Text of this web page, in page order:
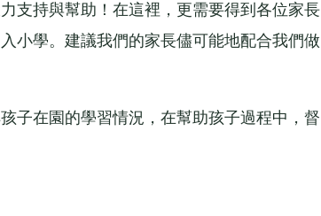
持與幫助！在這裡，更需要得到各位家長
小學。建議我們的家長儘可能地配合我們做
在園的學習情況，在幫助孩子過程中，督